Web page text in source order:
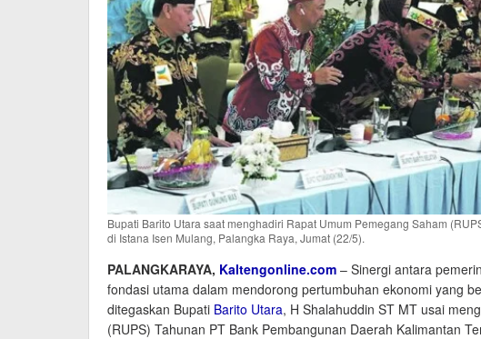
Bupati Barito Utara saat menghadiri Rapat Umum Pemegang Saham
di Istana Isen Mulang, Palangka Raya, Jumat (22/5).
PALANGKARAYA, Kaltengonline.com – Sinergi antara
fondasi utama dalam mendorong pertumbuhan ekonomi yang
ditegaskan Bupati Barito Utara, H Shalahuddin ST MT usai
(RUPS) Tahunan PT Bank Pembangunan Daerah Kalimantan